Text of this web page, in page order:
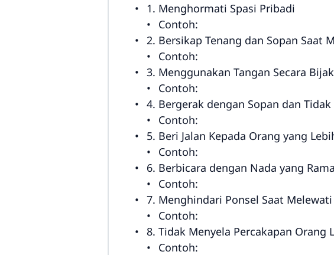
1. Menghormati Spasi Pribadi
Contoh:
2. Bersikap Tenang dan Sopan Saat
Contoh:
3. Menggunakan Tangan Secara
Contoh:
4. Bergerak dengan Sopan dan
Contoh:
5. Beri Jalan Kepada Orang yang
Contoh:
6. Berbicara dengan Nada yang
Contoh:
7. Menghindari Ponsel Saat
Contoh:
8. Tidak Menyela Percakapan Orang
Contoh: